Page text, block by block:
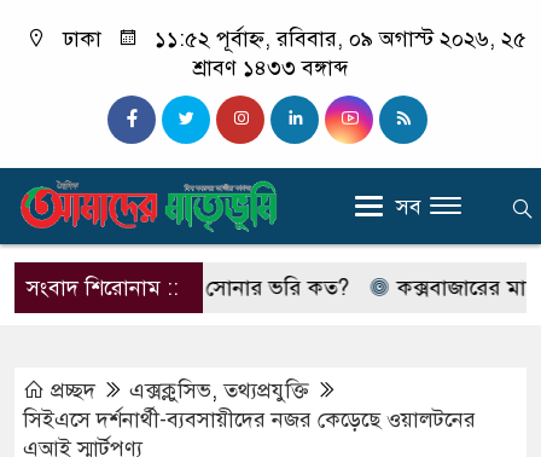
ঢাকা
১১:৫২ পূর্বাহ্ন, রবিবার, ০৯ অগাস্ট ২০২৬, ২৫
শ্রাবণ ১৪৩৩ বঙ্গাব্দ
সব
সংবাদ শিরোনাম ::
পর দেশে আজ সোনার ভরি কত? কক্সবাজারের মাতারবাড়ী
প্রচ্ছদ এক্সক্লুসিভ,তথ্যপ্রযুক্তি
সিইএসে দর্শনার্থী-ব্যবসায়ীদের নজর কেড়েছে ওয়ালটনের
এআই স্মার্টপণ্য